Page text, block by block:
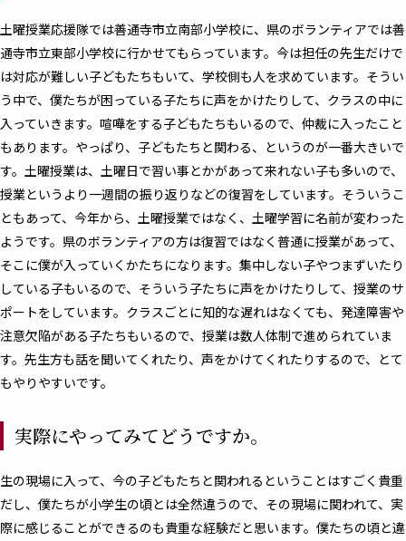
――土曜授業応援隊では善通寺市立南部小学校に、県のボランティアでは善
通寺市立東部小学校に行かせてもらっています。今は担任の先生だけで
は対応が難しい子どもたちもいて、学校側も人を求めています。そうい
う中で、僕たちが困っている子たちに声をかけたりして、クラスの中に
入っていきます。喧嘩をする子どもたちもいるので、仲裁に入ったこと
もあります。やっぱり、子どもたちと関わる、というのが一番大きいで
す。土曜授業は、土曜日で習い事とかがあって来れない子も多いので、
授業というより一週間の振り返りなどの復習をしています。そういうこ
ともあって、今年から、土曜授業ではなく、土曜学習に名前が変わった
ようです。県のボランティアの方は復習ではなく普通に授業があって、
そこに僕が入っていくかたちになります。集中しない子やつまずいたり
している子もいるので、そういう子たちに声をかけたりして、授業のサ
ポートをしています。クラスごとに知的な遅れはなくても、発達障害や
注意欠陥がある子たちもいるので、授業は数人体制で進められていま
す。先生方も話を聞いてくれたり、声をかけてくれたりするので、とて
もやりやすいです。
実際にやってみてどうですか。
――生の現場に入って、今の子どもたちと関われるということはすごく貴重
だし、僕たちが小学生の頃とは全然違うので、その現場に関われて、実
際に感じることができるのも貴重な経験だと思います。僕たちの頃と違